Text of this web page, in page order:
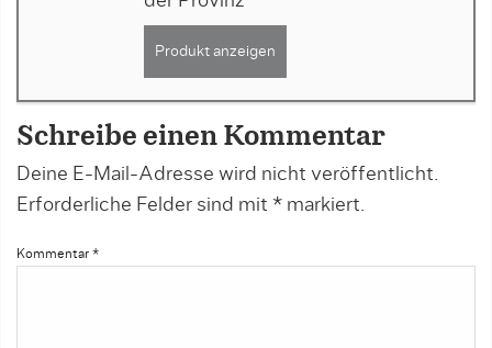
Produkt anzeigen
Schreibe einen Kommentar
Deine E-Mail-Adresse wird nicht veröffentlicht.
Erforderliche Felder sind mit * markiert.
Kommentar *